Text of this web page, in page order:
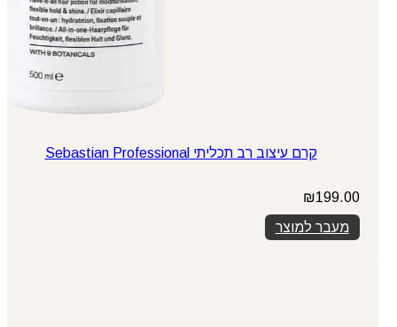
קרם עיצוב רב תכליתי Sebastian Professional
₪199.00
מעבר למוצר